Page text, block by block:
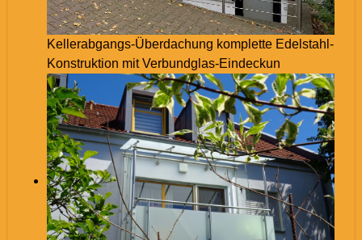
Kellerabgangs-Überdachung komplette Edelstahl-
Konstruktion mit Verbundglas-Eindeckun